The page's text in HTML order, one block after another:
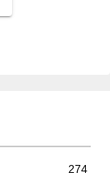
274